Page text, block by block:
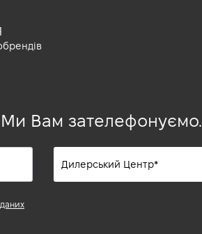
Вам зателефонуємо.